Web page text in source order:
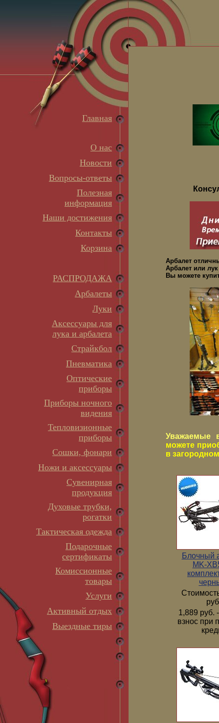
Главная
О нас
Новости
Вопросы-ответы
Полезная
информация
Наши достижения
Контакты
Корзина
РАСПРОДАЖА
Арбалеты
Луки
Аксессуары для
лука и арбалета
Страйкбол
Пневматика
Оптические
приборы
Приборы ночного
видения
Тепловизионные
приборы
Сошки, фонари
Ножи и аксессуары
Сувенирная
продукция
Духовые трубки,
рогатки
Тактическая одежда
Подарочные
сертификаты
Комиссионные
товары
Услуги
Активный отдых
Выездные тиры
Арбалет
Арбалет или
Вы можете
Уважаемые
можете
в
Блочный
MK-
1,889 руб.
взнос при